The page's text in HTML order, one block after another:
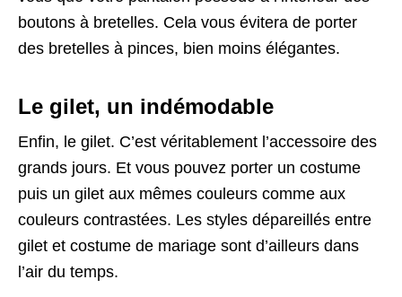
boutons à bretelles. Cela vous évitera de porter
des bretelles à pinces, bien moins élégantes.
Le gilet, un indémodable
Enfin, le gilet. C’est véritablement l’accessoire des
grands jours. Et vous pouvez porter un costume
puis un gilet aux mêmes couleurs comme aux
couleurs contrastées. Les styles dépareillés entre
gilet et costume de mariage sont d’ailleurs dans
l’air du temps.